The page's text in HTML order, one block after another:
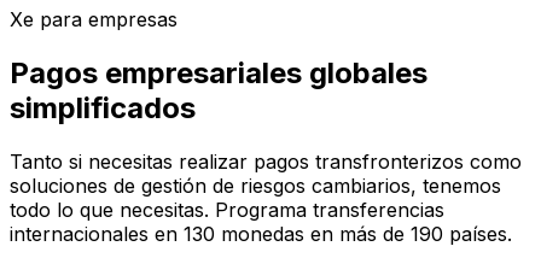
Xe para empresas
Pagos empresariales globales
simplificados
Tanto si necesitas realizar pagos transfronterizos como
soluciones de gestión de riesgos cambiarios, tenemos
todo lo que necesitas. Programa transferencias
internacionales en 130 monedas en más de 190 países.